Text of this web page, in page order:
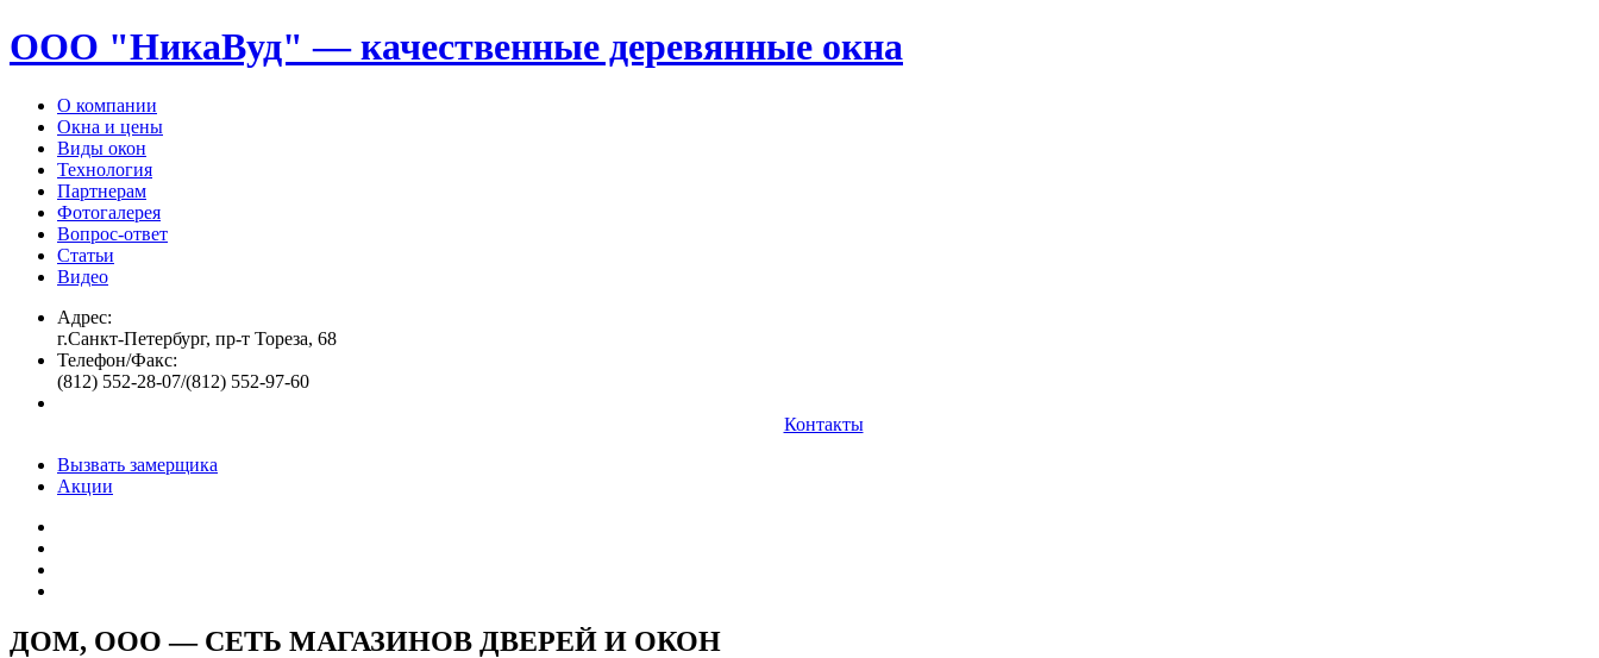
ООО "НикаВуд" — качественные деревянные окна
О компании
Окна и цены
Виды окон
Технология
Партнерам
Фотогалерея
Вопрос-ответ
Статьи
Видео
Адрес:
г.Санкт-Петербург, пр-т Тореза, 68
Телефон/Факс:
(812) 552-28-07/(812) 552-97-60
Контакты
Вызвать замерщика
Акции
ДОМ, ООО — СЕТЬ МАГАЗИНОВ ДВЕРЕЙ И ОКОН